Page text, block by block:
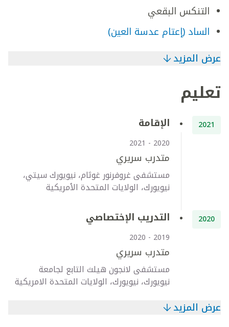
التنكس البقعي
الساد (إعتام عدسة العين)
عرض المزيد
تعليم
2021 الإقامة
2020 - 2021
متدرب سريري
مستشفى غروفرنور غوثام، نيويورك سيتي،
نيويورك، الولايات المتحدة الأمريكية
2020 التدريب الإختصاصي
2019 - 2020
متدرب سريري
مستشفى لانجون هيلث التابع لجامعة
نيويورك، نيويورك، الولايات المتحدة الامريكية
عرض المزيد